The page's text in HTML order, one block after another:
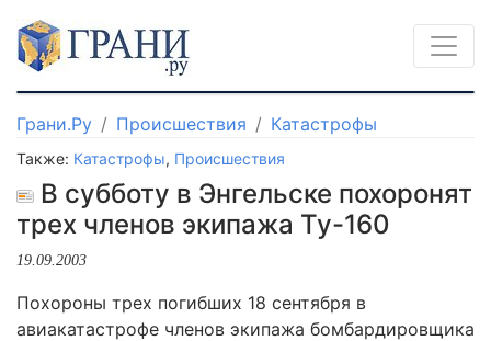
Грани.Ру Происшествия Катастрофы
Также: Катастрофы, Происшествия
В субботу в Энгельске похоронят
трех членов экипажа Ту-160
19.09.2003
Похороны трех погибших 18 сентября в
авиакатастрофе членов экипажа бомбардировщика